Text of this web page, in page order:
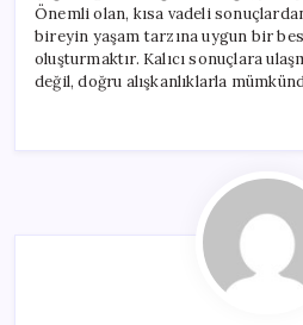
Önemli olan, kısa vadeli
bireyin yaşam tarzına uygun bir
oluşturmaktır. Kalıcı sonuçlara
değil, doğru alışkanlıklarla